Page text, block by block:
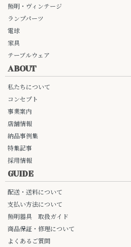
照明・ヴィンテージ
ランプパーツ
電球
家具
テーブルウェア
ABOUT
私たちについて
コンセプト
事業案内
店舗情報
納品事例集
特集記事
採用情報
GUIDE
配送・送料について
支払い方法について
照明器具 取扱ガイド
商品保証・修理について
よくあるご質問